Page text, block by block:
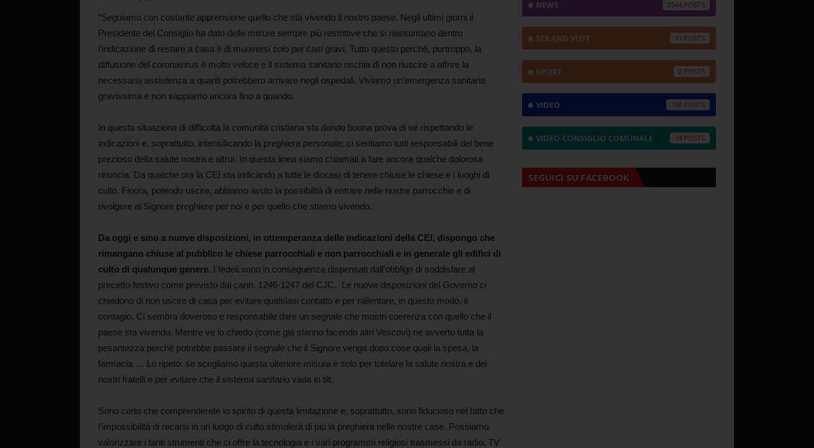
“Seguiamo con costante apprensione quello che sta vivendo il nostro paese. Negli ultimi giorni il
Presidente del Consiglio ha dato delle misure sempre più restrittive che si riassumano dentro
l’indicazione di restare a casa e di muoversi solo per casi gravi. Tutto questo perché, purtroppo, la
diffusione del coronavirus è molto veloce e il sistema sanitario rischia di non riuscire a offrire la
necessaria assistenza a quanti potrebbero arrivare negli ospedali. Viviamo un’emergenza sanitaria
gravissima e non sappiamo ancora fino a quando.
In questa situazione di difficoltà la comunità cristiana sta dando buona prova di sé rispettando le
indicazioni e, soprattutto, intensificando la preghiera personale; ci sentiamo tutti responsabili del bene
prezioso della salute nostra e altrui. In questa linea siamo chiamati a fare ancora qualche dolorosa
rinuncia. Da qualche ora la CEI sta indicando a tutte le diocesi di tenere chiuse le chiese e i luoghi di
culto. Finora, potendo uscire, abbiamo avuto la possibilità di entrare nelle nostre parrocchie e di
rivolgere al Signore preghiere per noi e per quello che stiamo vivendo.
Da oggi e sino a nuove disposizioni, in ottemperanza delle indicazioni della CEI, dispongo che
rimangano chiuse al pubblico le chiese parrocchiali e non parrocchiali e in generale gli edifici di
culto di qualunque genere. I fedeli sono in conseguenza dispensati dall'obbligo di soddisfare al
precetto festivo come previsto dai cann. 1246-1247 del CJC. Le nuove disposizioni del Governo ci
chiedono di non uscire di casa per evitare qualsiasi contatto e per rallentare, in questo modo, il
contagio. Ci sembra doveroso e responsabile dare un segnale che mostri coerenza con quello che il
paese sta vivendo. Mentre ve lo chiedo (come già stanno facendo altri Vescovi) ne avverto tutta la
pesantezza perché potrebbe passare il segnale che il Signore venga dopo cose quali la spesa, la
farmacia … Lo ripeto: se scegliamo questa ulteriore misura è solo per tutelare la salute nostra e dei
nostri fratelli e per evitare che il sistema sanitario vada in tilt.
Sono certo che comprenderete lo spirito di questa limitazione e, soprattutto, sono fiducioso nel fatto che
l’impossibilità di recarsi in un luogo di culto stimolerà di più la preghiera nelle nostre case. Possiamo
valorizzare i tanti strumenti che ci offre la tecnologia e i vari programmi religiosi trasmessi da radio, TV
NEWS 2544
SEE AND VISIT 11
SPORT 2
VIDEO 138
VIDEO CONSIGLIO COMUNALE 74
SEGUICI SU FACEBOOK